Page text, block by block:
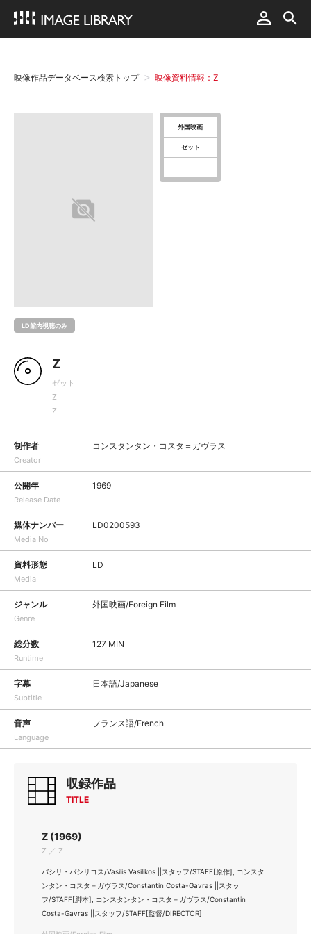
映像作品データベース検索トップ 映像資料情報：Z
LD館内視聴のみ
外国映画
ゼット
Z
ゼット
Z
Z
制作者
Creator
コンスタンタン・コスタ＝ガヴラス
公開年
Release Date
1969
媒体ナンバー
Media No
LD0200593
資料形態
Media
LD
ジャンル
Genre
外国映画/Foreign Film
総分数
Runtime
127 MIN
字幕
Subtitle
日本語/Japanese
音声
Language
フランス語/French
収録作品
TITLE
Z (1969)
Z ／ Z
バシリ・バシリコス/Vasilis Vasilikos ||スタッフ/STAFF[原作], コンスタ
ンタン・コスタ＝ガヴラス/Constantin Costa-Gavras ||スタッ
フ/STAFF[脚本], コンスタンタン・コスタ＝ガヴラス/Constantin
Costa-Gavras ||スタッフ/STAFF[監督/DIRECTOR]